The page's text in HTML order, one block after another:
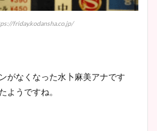
friday.kodansha.co.jp/
がなくなった水卜麻美アナです
ようですね。